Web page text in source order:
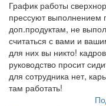
График работы
прессуют выполнением
доп.продуктам, не
считаться с вами и
для них вы никто!
руководство просит
для сотрудника нет,
там работать!